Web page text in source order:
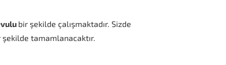
bir şekilde çalışmaktadır. Sizde
şekilde tamamlanacaktır.